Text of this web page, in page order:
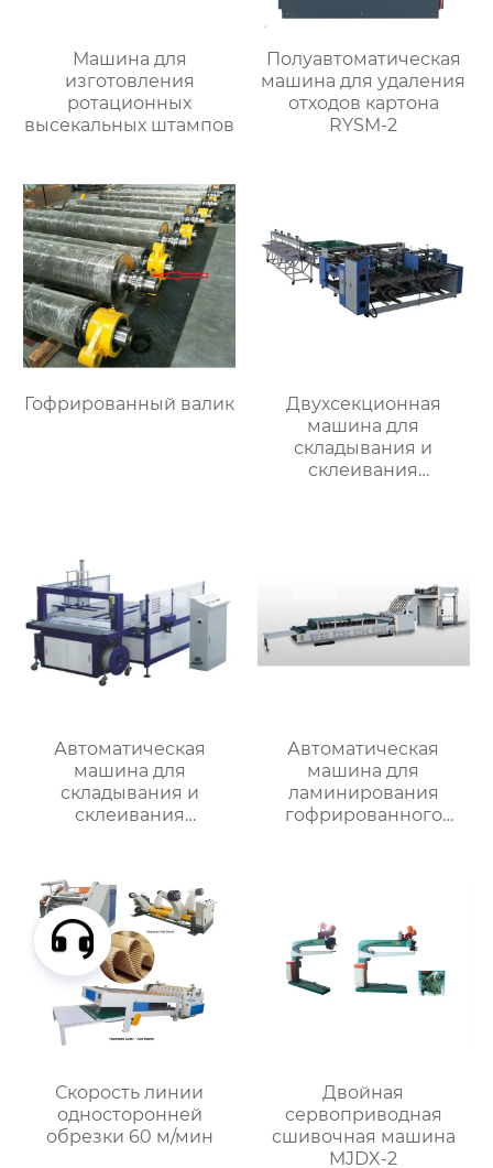
Машина для
изготовления
ротационных
высекальных штампов
Полуавтоматическая
машина для удаления
отходов картона
RYSM-2
Гофрированный валик
Двухсекционная
машина для
складывания и
склеивания
Автоматическая
машина для
складывания и
склеивания
MJZXJ-1
Автоматическая
машина для
ламинирования
гофрированного
Скорость линии
односторонней
обрезки 60 м/мин
Двойная
сервоприводная
сшивочная машина
MJDX-2